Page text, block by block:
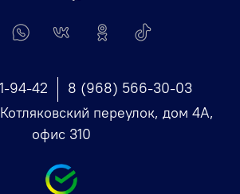
94-42
8 (968) 566-30-03
переулок, дом 4А,
офис 310